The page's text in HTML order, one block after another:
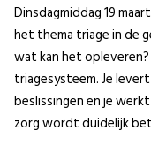
Dinsdagmiddag 19
het thema triage in de
wat kan het
triagesysteem. Je
beslissingen en je
zorg wordt duidelijk